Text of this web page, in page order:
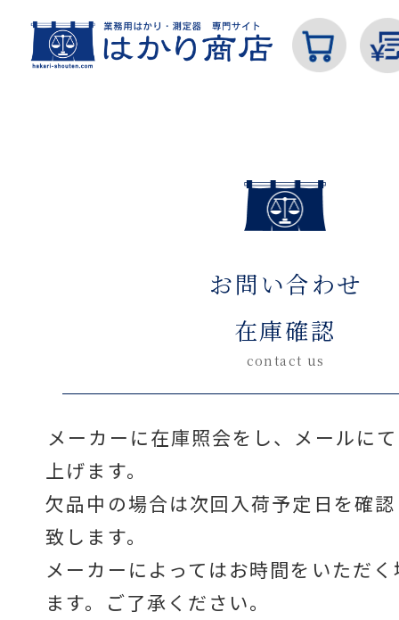
カテゴリから探す
分銅
温度計・湿度計
タイマー
ホーム お問い合わせ在庫確認(入力ページ)
お問い合わせ
在庫確認
contact us
メーカーに在庫照会をし、メールに
上げます。
欠品中の場合は次回入荷予定日を確
致します。
メーカーによってはお時間をいただ
ます。ご了承ください。